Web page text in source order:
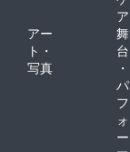
ア
アー
ト・
写真
舞
台
・
パ
フ
ォ
ー